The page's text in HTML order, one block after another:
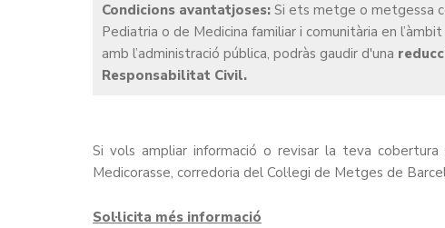
Condicions avantatjoses: Si ets metge o metgessa
Pediatria o de Medicina familiar i comunitària en
amb l’administració pública, podràs gaudir d'una
Responsabilitat Civil.
Si vols ampliar informació o revisar la teva
Medicorasse, corredoria del Col·legi de Metges de
Sol·licita més informació